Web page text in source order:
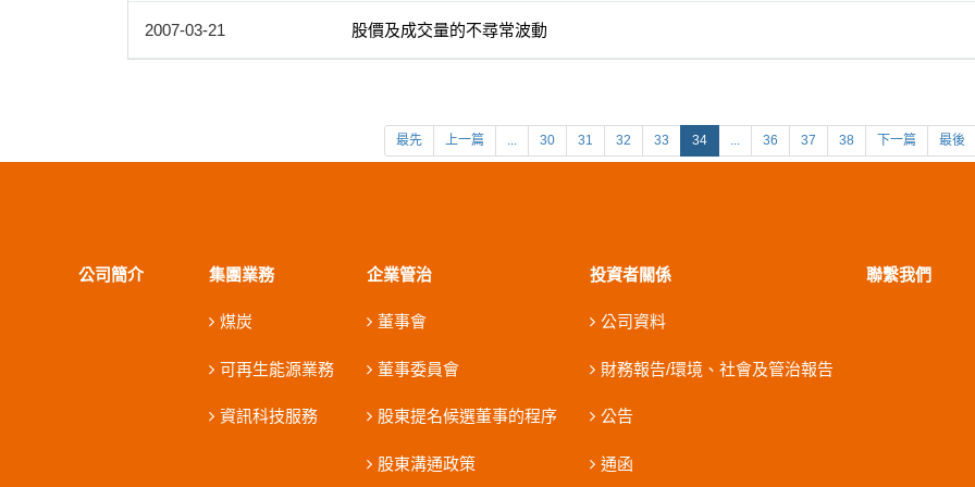
2007-03-21 股價及成交量的不尋常波動
最先 上一篇 ... 30 31 32 33 34 ... 36 37 38 下一篇 最後
公司簡介 集團業務
煤炭
可再生能源業務
資訊科技服務
企業管治
董事會
董事委員會
股東提名候選董事的程序
股東溝通政策
投資者關係
公司資料
財務報告/環境、社會及管治報告
公告
通函
聯繫我們